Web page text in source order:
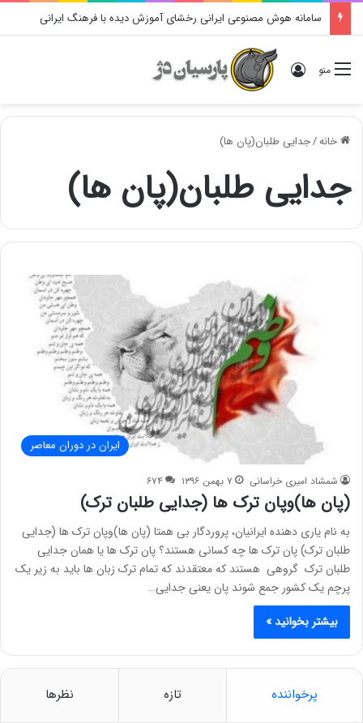
سامانه هوش مصنوعی ایرانی رخشای آموزش دیده با فرهنگ ایرانی
منو ورود
خانه/جدایی طلبان(پان ها)
جدایی طلبان(پان ها)
ایران در دوران معاصر
شمشاد امیری خراسانی ۷ بهمن ۱۳۹۶ ۶۷۴
(پان ها)وپان ترک ها (جدایی طلبان ترک)
به نام یاری دهنده ایرانیان، پروردگار بی همتا (پان ها)وپان ترک ها (جدایی
طلبان ترک) پان ترک ها چه کسانی هستند؟ پان ترک ها یا همان جدایی
طلبان ترک گروهی هستند که معتقدند که تمام ترک زبان ها باید به زیر یک
پرچم یک کشور جمع شوند پان یعنی جدایی…
بیشتر بخوانید »
پرخواننده تازه نظرها